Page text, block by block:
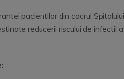
pacientilor din cadrul
reducerii riscului de infectii